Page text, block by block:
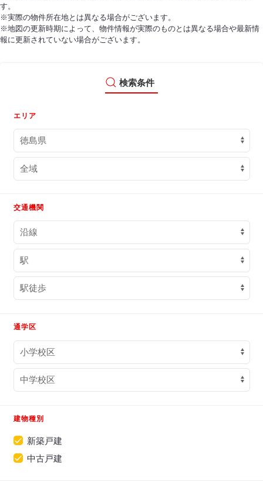
検索条件
エリア
交通機関
通学区
建物種別
新築戸建
中古戸建
す。
※実際の物件所在地とは異なる場合がございます。
※地図の更新時期によって、物件情報が実際のものとは異なる場合や最新情
報に更新されていない場合がございます。